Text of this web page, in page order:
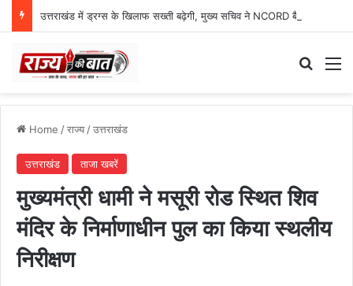
Home /राज्य/उत्तराखंड
उत्तराखंड ताजा खबरें
मुख्यमंत्री धामी ने मसूरी रोड स्थित शिव
मंदिर के निर्माणाधीन पुल का किया स्थलीय
निरीक्षण